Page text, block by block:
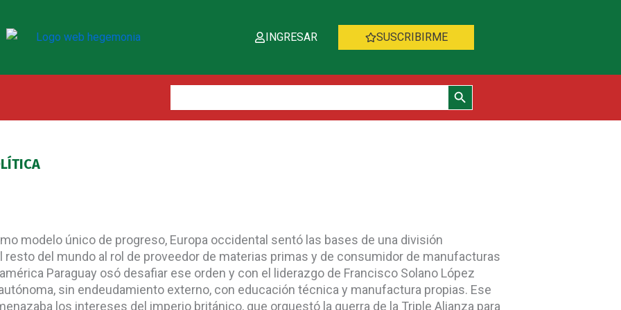
INGRESAR SUSCRIBIRME
Botón de búsqueda
modelo único de progreso, Europa occidental sentó las bases de una división
resto del mundo al rol de proveedor de materias primas y de consumidor de manufacturas
Paraguay osó desafiar ese orden y con el liderazgo de Francisco Solano López
sin endeudamiento externo, con educación técnica y manufactura propias. Ese
los intereses del imperio británico, que orquestó la guerra de la Triple Alianza para